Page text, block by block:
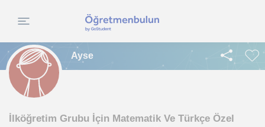
Ayse
İlköğretim Grubu İçin Matematik Ve Türkçe Özel